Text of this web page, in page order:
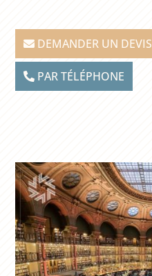
DEMANDER UN DEVIS
PAR TÉLÉPHONE